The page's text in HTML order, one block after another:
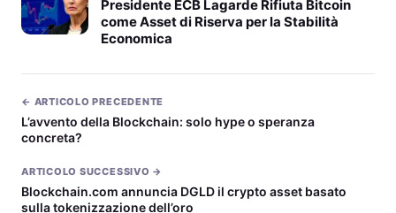
Presidente ECB Lagarde Rifiuta Bitcoin
come Asset di Riserva per la Stabilità
Economica
← ARTICOLO PRECEDENTE
L’avvento della Blockchain: solo hype o speranza
concreta?
ARTICOLO SUCCESSIVO →
Blockchain.com annuncia DGLD il crypto asset basato
sulla tokenizzazione dell’oro